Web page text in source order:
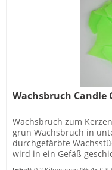
Wachsbruch Candle
Wachsbruch zum
grün Wachsbruch in
durchgefärbte
wird in ein Gefäß